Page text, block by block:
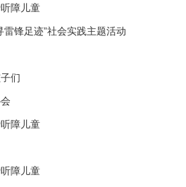
障儿童
锋足迹”社会实践主题活动
们
障儿童
障儿童